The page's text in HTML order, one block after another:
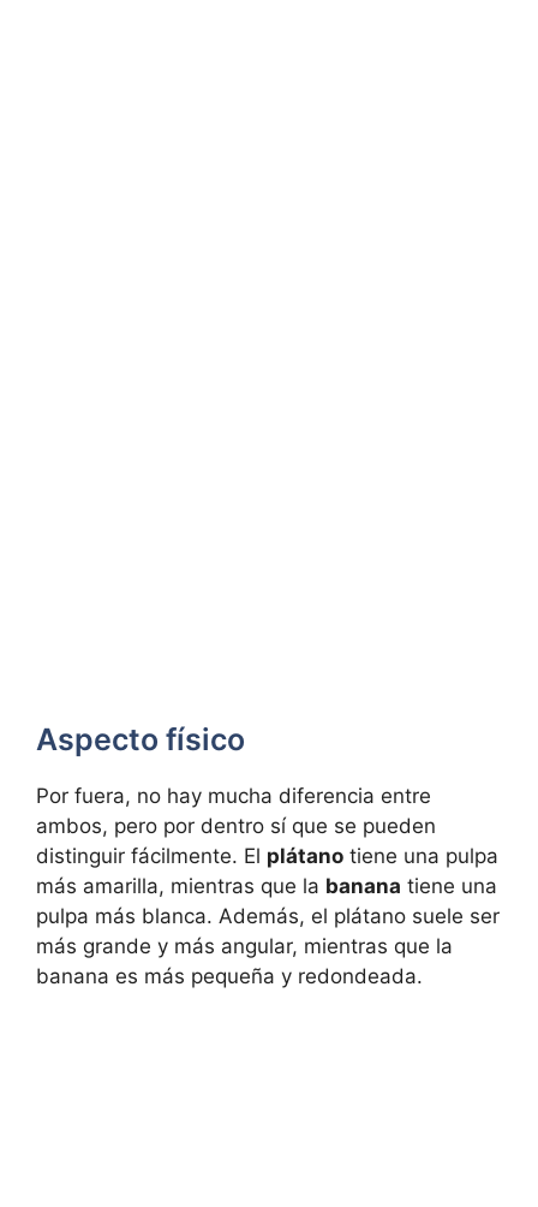
Aspecto físico
Por fuera, no hay mucha diferencia entre
ambos, pero por dentro sí que se pueden
distinguir fácilmente. El plátano tiene una pulpa
más amarilla, mientras que la banana tiene una
pulpa más blanca. Además, el plátano suele ser
más grande y más angular, mientras que la
banana es más pequeña y redondeada.